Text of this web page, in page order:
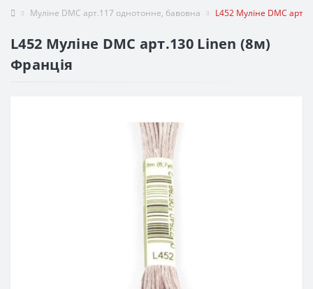
Муліне DMC арт.117 однотонне, бавовна L452 Муліне DMC
L452 Муліне DMC арт.130 Linen (8м)
Франція